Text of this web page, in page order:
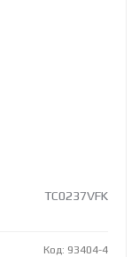
TC0237VFK
Код: 93404-4